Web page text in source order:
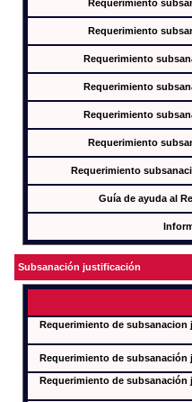
Requerimiento
Requerimiento
Requerimiento
Requerimiento
Requerimiento
Requerimiento
Requerimiento
Guía de ayuda al
Subsanación justificación
Requerimiento de
Requerimiento de subsanación
Requerimiento de